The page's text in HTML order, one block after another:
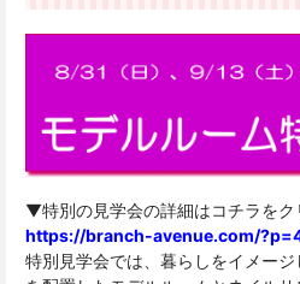
▼特別の見学会の詳細はコチラをク
https://branch-avenue.com/
特別見学会では、暮らしをイメー